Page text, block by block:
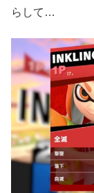
らして…